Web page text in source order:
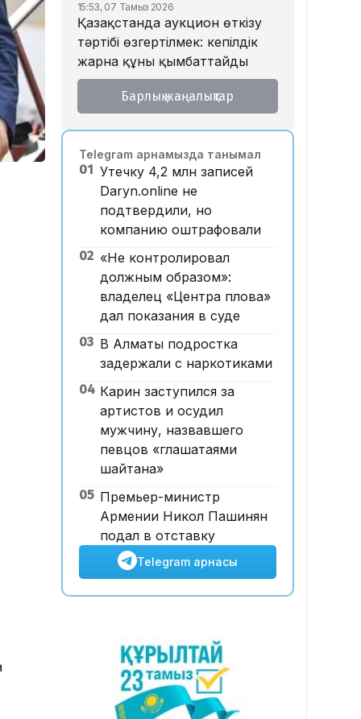
15:53, 07 Тамыз 2026
Қазақстанда аукцион өткізу
тәртібі өзгертілмек: кепілдік
жарна құны қымбаттайды
15:11, 07 Тамыз 2026
Мемлекеттік грант
астам талапкер тегін білім
алады
14:45, 07 Тамыз 2026
Ұлттық валютаны инфляция
қарқынының баяулауы
қолдап отыр – сарапшылар
13:30, 07 Тамыз 2026
Фельдшер Ұлдана
Мырзуанның қазасына
қатысты іс сотқа жолданды
12:59, 07 Тамыз 2026
Абай облысы аумағындағы
орманды өрттен қорғауға 3
млрд теңгеден астам қаржы
бөлінді
Барлық жаңалықтар
Telegram арнамызда танымал
01 Утечку 4,2 млн записей
Daryn.online не
подтвердили, но
компанию оштрафовали
02 «Не контролировал
должным образом»:
владелец «Центра плова»
дал показания в суде
03 В Алматы подростка
задержали с наркотиками
04 Карин заступился за
артистов и осудил
мужчину, назвавшего
певцов «глашатаями
шайтана»
05 Премьер-министр
Армении Никол Пашинян
подал в отставку
Telegram арнасы